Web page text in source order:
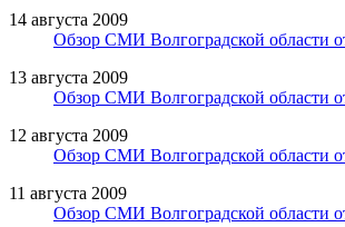
14 августа 2009
Обзор СМИ Волгоградской области
13 августа 2009
Обзор СМИ Волгоградской области
12 августа 2009
Обзор СМИ Волгоградской области
11 августа 2009
Обзор СМИ Волгоградской области